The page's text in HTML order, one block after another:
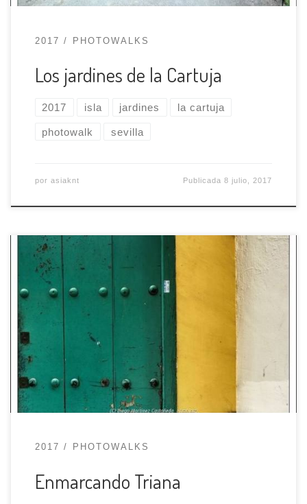
2017 PHOTOWALKS
Los jardines de la Cartuja
2017 isla jardines la cartuja
photowalk sevilla
por asiaknt Publicada8 julio, 2017
Tema El tema de este photowalk será
Enmarcando Triana y consistirá en dar un paseo
por las calles más típicas del barrio, prestando
especial atención a las puertas, ventanas y, en
general, todos aquellos elementos
arquitectónicos que puedan enmarcar algo.
¿Dónde y cuándo? Será el jueves 8 de junio, a […]
2017 PHOTOWALKS
Enmarcando Triana